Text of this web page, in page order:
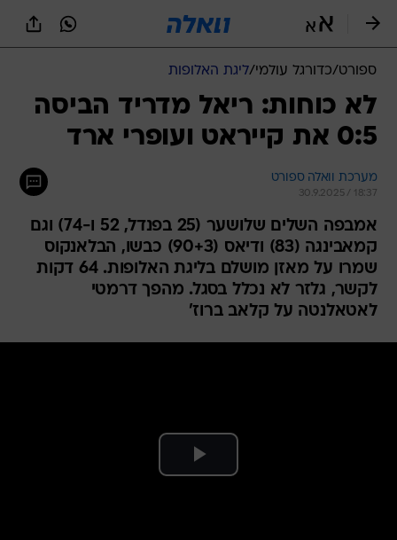
ספורט/כדורגל עולמי/ליגת האלופות
לא כוחות: ריאל מדריד הביסה
0:5 את קייראט ועופרי ארד
מערכת וואלה ספורט
30.9.2025 / 18:37
אמבפה השלים שלושער (25 בפנדל, 52 ו-74) וגם
קמאבינגה (83) ודיאס (90+3) כבשו, הבלאנקוס
שמרו על מאזן מושלם בליגת האלופות. 64 דקות
לקשר, גלזר לא נכלל בסגל. מהפך דרמטי
לאטאלנטה על קלאב ברוז'